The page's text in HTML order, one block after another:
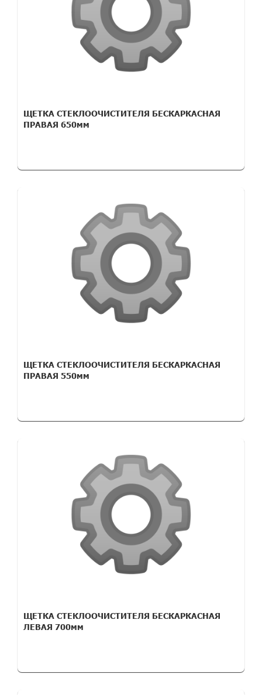
ЩЕТКА СТЕКЛООЧИСТИТЕЛЯ БЕСКАРКАСНАЯ
ПРАВАЯ 650мм
ЩЕТКА СТЕКЛООЧИСТИТЕЛЯ БЕСКАРКАСНАЯ
ПРАВАЯ 550мм
ЩЕТКА СТЕКЛООЧИСТИТЕЛЯ БЕСКАРКАСНАЯ
ЛЕВАЯ 700мм